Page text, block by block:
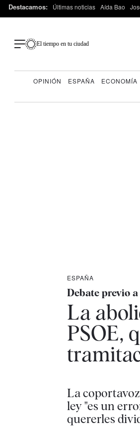
Destacamos: Últimas noticias Aída Bao
El tiempo en tu ciudad
OPINIÓN ESPAÑA ECONOMÍA
ESPAÑA
Debate previo
La
PSOE,
La
ley "es un
quererles